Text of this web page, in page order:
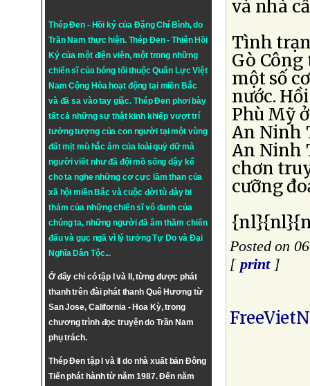
Thép Đen - Hồi ký của Đặng Chí Bình, do
Trần Nam thực hiện. Thép Đen- Thiên Hồi
Ký của một điện viên, một trong những
chiến sĩ của bóng tối thuộc Quân Lực Việt
Nam Cộng Hòa hoạt động tại miền Bắc
và đã sa vào tay giặc. Thép Đen phơi bày
tất cả những sự thật kinh khiếp vượt trí
tưởng tượng của con người tại một vùng
đất mịt mù hắc ám của loài quỷ dữ mà
người viết như đã đội mồ sống dậy kể
cho ta nghe những cơ cực lầm than của
xã hội miền Bắc và cuộc đời tù đày bi
thảm của những chiến sĩ vô danh của
chúng ta, những người đã âm thầm chiến
đấu và gục ngã vì lý tưởngTự DovàĐại
Nghĩa Dân Tộc...
Ở đây chỉ có tập I và II, từng được phát
thanh trên đài phát thanh Quê Hương từ
San Jose, California - Hoa Kỳ, trong
chương trình đọc truyện do Trần Nam
phụ trách.
Thép Đen tập I và II do nhà xuất bản Đông
Tiến phát hành từ năm 1987. Đến năm
và nhà
Tình
Gò
một số
nước.
Phù Mỹ
An Ninh
An Ninh
chơn
cưỡng
Posted on
[ print]